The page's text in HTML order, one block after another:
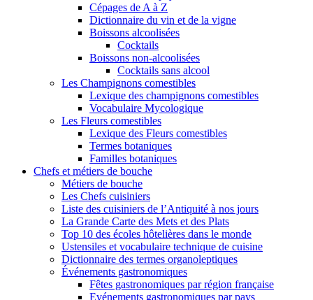
Cépages de A à Z
Dictionnaire du vin et de la vigne
Boissons alcoolisées
Cocktails
Boissons non-alcoolisées
Cocktails sans alcool
Les Champignons comestibles
Lexique des champignons comestibles
Vocabulaire Mycologique
Les Fleurs comestibles
Lexique des Fleurs comestibles
Termes botaniques
Familles botaniques
Chefs et métiers de bouche
Métiers de bouche
Les Chefs cuisiniers
Liste des cuisiniers de l’Antiquité à nos jours
La Grande Carte des Mets et des Plats
Top 10 des écoles hôtelières dans le monde
Ustensiles et vocabulaire technique de cuisine
Dictionnaire des termes organoleptiques
Événements gastronomiques
Fêtes gastronomiques par région française
Evénements gastronomiques par pays